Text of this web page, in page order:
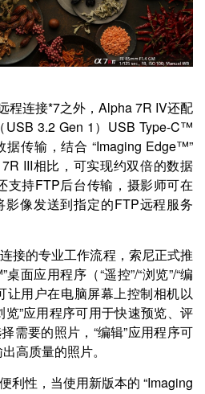
程连接*7之外，Alpha 7R IV还配
USB 3.2 Gen 1）USB Type-C™
传输，结合 “Imaging Edge™”
III相比，可实现约双倍的数据
支持FTP后台传输，摄影师可在
像发送到指定的FTP远程服务
接的专业工作流程，索尼正式推
面应用程序（“遥控”/“浏览”/“编
让用户在电脑屏幕上控制相机以
览”应用程序可用于快速预览、评
需要的照片，“编辑”应用程序可
高质量的照片。
利性，当使用新版本的 “Imaging